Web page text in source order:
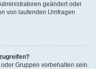
geändert oder
von laufenden Umfragen
Gruppen vorbehalten sein.